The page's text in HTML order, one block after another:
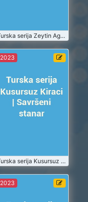
Turska serija Zeytin Agaci | Maslinovo drvo
2023-07-01
2023
Turska serija Kusursuz Kiraci | Savršeni stanar
Turska serija
Kiraci |
Savršeni
stanar
2023-07
2023-07-01
2023
Turska serija